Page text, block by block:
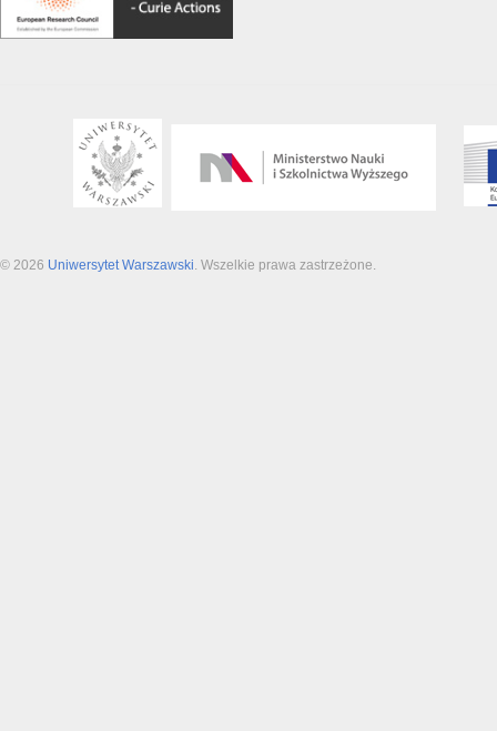
© 2026 Uniwersytet Warszawski . Wszelkie prawa zastrzeżone.